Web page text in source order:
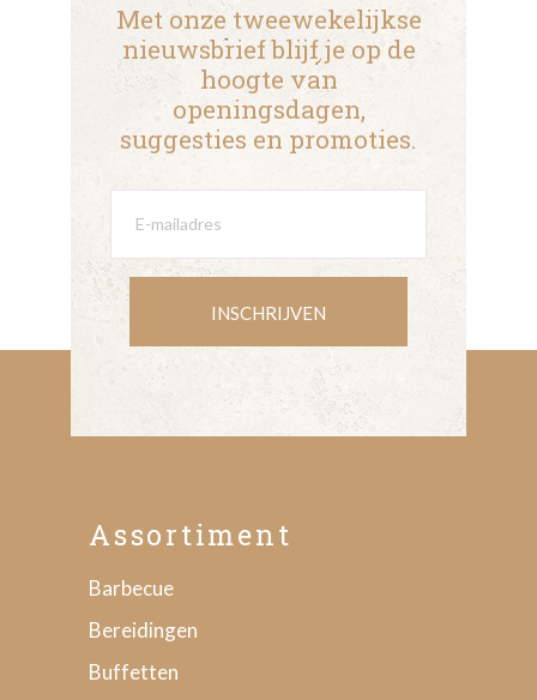
Met onze tweewekelijkse
nieuwsbrief blijf je op de
hoogte van
openingsdagen,
suggesties en promoties.
INSCHRIJVEN
Assortiment
Barbecue
Bereidingen
Buffetten